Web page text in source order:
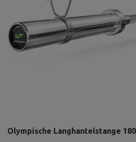
Olympische Langhantelstange